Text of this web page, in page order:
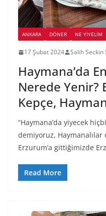
ANKARA DÖNER NE YİYELİM
17 Şubat 2024 Salih Seckin
Haymana’da
Nerede Yenir?
Kepçe,
“Haymana’da yiyecek
demiyoruz, Haymanalılar
Erzurum’a gittiğimizde
Read More